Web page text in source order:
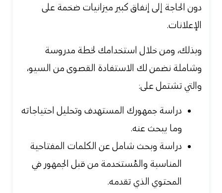
دون الحاجة إلى إنفاق كبير ميزانيات ضخمة على
الإعلانات.
وبذلك، ومن خلال استخدامك لخطة مدروسة
وشاملة نضمن لك الاستفادة القصوى من السيو،
والتي تشتمل على:
دراسة جمهورك المستهدف وتحليل احتياجاته
وما يبحث عنه.
دراسة وبحث شامل عن الكلمات المفتاحية
المناسبة والمُستخدمة من قبل الجمهور في
المحتوي الذي تقدمه.